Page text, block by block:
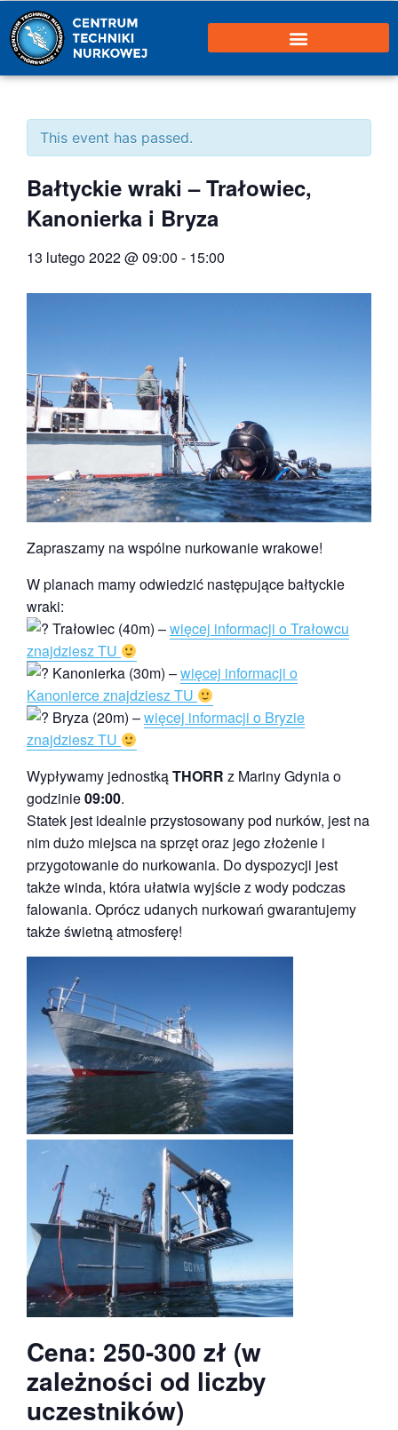
This event has passed.
Bałtyckie wraki – Trałowiec,
Kanonierka i Bryza
13 lutego 2022 @ 09:00 - 15:00
Zapraszamy na wspólne nurkowanie wrakowe!
W planach mamy odwiedzić następujące bałtyckie
wraki:
Trałowiec (40m) –więcej informacji o Trałowcu
znajdziesz TU
Kanonierka (30m) –więcej informacji o
Kanonierce znajdziesz TU
Bryza (20m) –więcej informacji o Bryzie
znajdziesz TU
Wypływamy jednostkąTHORR z Mariny Gdynia o
godzinie09:00.
Statek jest idealnie przystosowany pod nurków, jest na
nim dużo miejsca na sprzęt oraz jego złożenie i
przygotowanie do nurkowania. Do dyspozycji jest
także winda, która ułatwia wyjście z wody podczas
falowania. Oprócz udanych nurkowań gwarantujemy
także świetną atmosferę!
Cena: 250-300 zł (w
zależności od liczby
uczestników)